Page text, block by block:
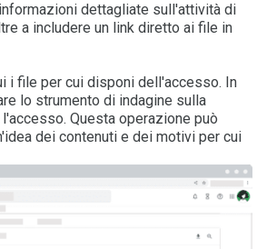
dettagliate sull'attività di
a includere un link diretto ai file in
i file per cui disponi dell'accesso. In
lo strumento di indagine sulla
Questa operazione può
dei contenuti e dei motivi per cui